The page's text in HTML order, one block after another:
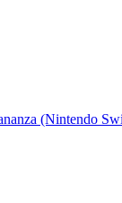
(Nintendo